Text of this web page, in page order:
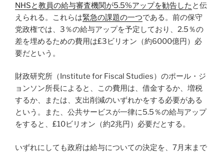
NHSと教員の給与審査機関が5.5%アップを勧告した と伝
えられる。これらは緊急の課題の一つである。前の保守
党政権では、3％の給与アップを予定しており、2.5％の
差を埋めるための費用は₤3ビリオン（約6000億円）必
要だという。
財政研究所（Institute for Fiscal Studies）のポール・ジ
ョンソン所長によると、この費用は、借金するか、増税
するか、または、支出削減のいずれかをする必要がある
という。また、公共サービスが一律に5.5％の給与アップ
をすると、₤10ビリオン（約2兆円）必要だとする。
いずれにしても政府は給与についての決定を、7月末まで